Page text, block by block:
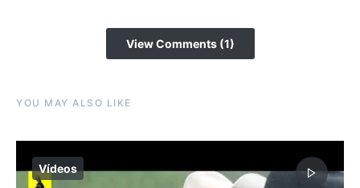
View Comments (1)
YOU MAY ALSO LIKE
Vídeos